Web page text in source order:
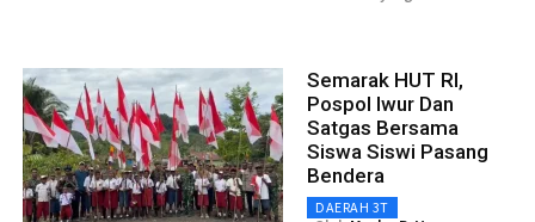
Semarak HUT RI,
Pospol Iwur Dan
Satgas Bersama
Siswa Siswi Pasang
Bendera
DAERAH 3T